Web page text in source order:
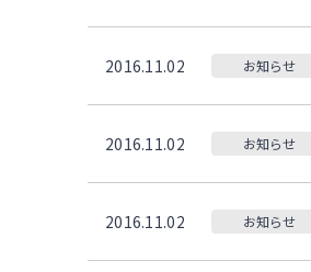
2016.11.02 お知らせ
2016.11.02 お知らせ
2016.11.02 お知らせ